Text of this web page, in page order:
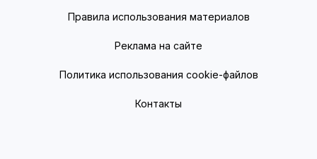
Правила использования материалов
Реклама на сайте
Политика использования cookie-файлов
Контакты